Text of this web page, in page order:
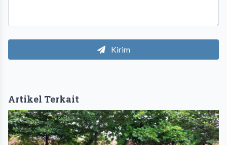
Kirim
Artikel Terkait